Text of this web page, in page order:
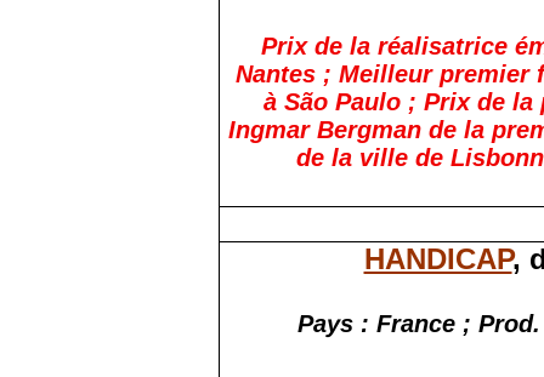
Prix de la réalisatrice
Nantes ; Meilleur
à São Paulo ; Prix de
Ingmar Bergman de la
de la ville de
HANDICAP,
Pays : France ;